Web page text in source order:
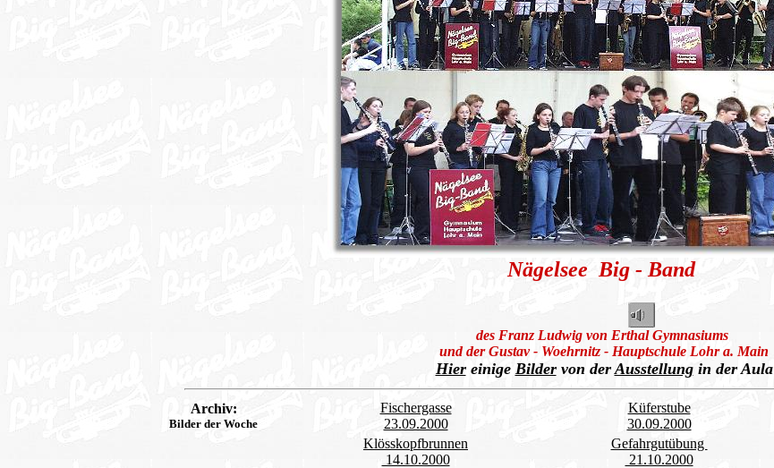
Nägelsee Big - Band
des Franz Ludwig von Erthal Gymnasiums
und der Gustav - Woehrnitz - Hauptschule Lohr a. Main
HiereinigeBildervon derAusstellungin der Aula
Archiv:
Bilder der Woche
Fischergasse
23.09.2000
Küferstube
30.09.2000
Klösskopfbrunnen
14.10.2000
Gefahrgutübung
21.10.2000